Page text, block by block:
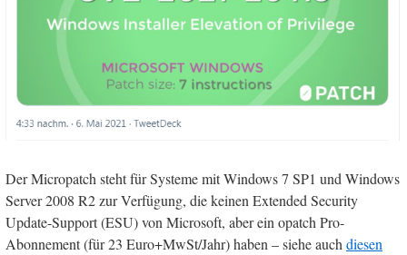
Der Micropatch steht für Systeme mit Windows 7 SP1 und Windows
Server 2008 R2 zur Verfügung, die keinen Extended Security
Update-Support (ESU) von Microsoft, aber ein opatch Pro-
Abonnement (für 23 Euro+MwSt/Jahr) haben – siehe auchdiesen